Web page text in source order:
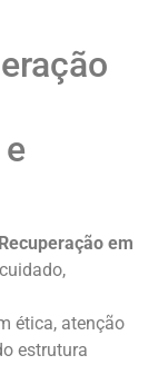
em
ética, atenção
estrutura